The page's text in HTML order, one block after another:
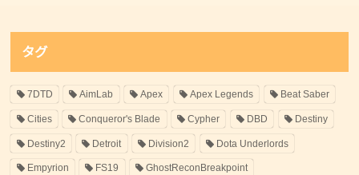
タグ
7DTD AimLab Apex Apex Legends Beat Saber
Cities Conqueror's Blade Cypher DBD Destiny
Destiny2 Detroit Division2 Dota Underlords
Empyrion FS19 GhostReconBreakpoint